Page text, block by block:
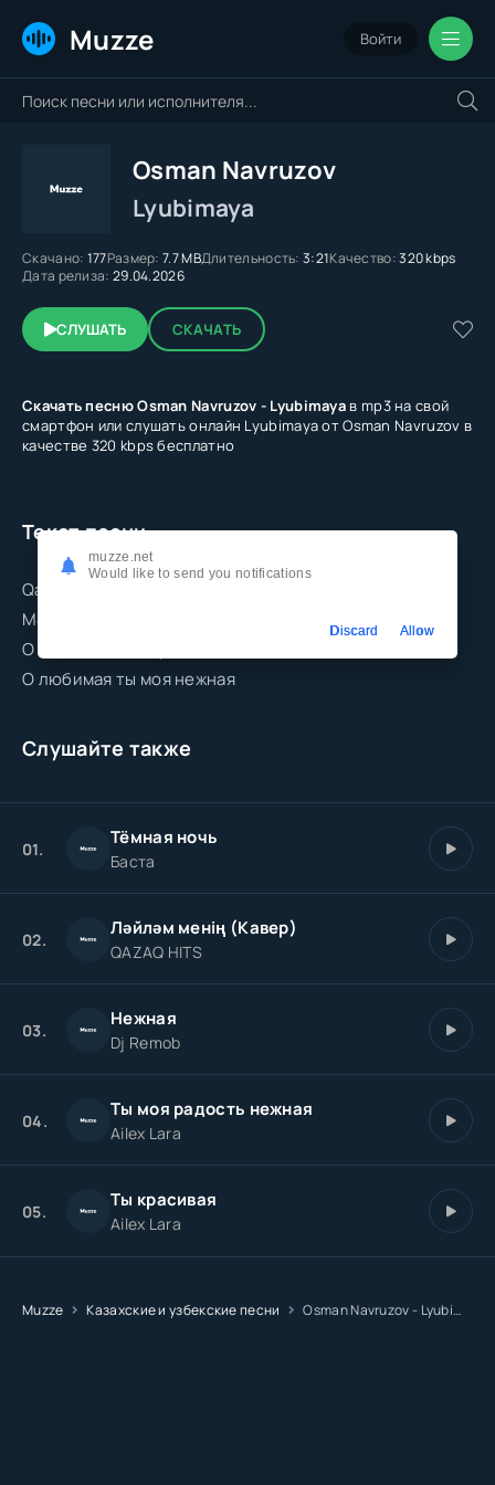
Muzze Войти
Osman Navruzov
Lyubimaya
Скачано: 177Размер: 7.7 MBДлительность: 3:21Качество:320 kbps
Дата релиза: 29.04.2026
СЛУШАТЬ СКАЧАТЬ
Скачать песню Osman Navruzov - Lyubimaya в mp3 на свой
смартфон или слушать онлайн Lyubimaya от Osman Navruzov в
качестве 320 kbps бесплатно
Текст песни
Qarasan mən tamana dım yetib sən yamana
Mən barin sən yanına canına canım sana
О любимая моя красивая
О любимая ты моя нежная
Слушайте также
01. Тёмная ночь
Баста
02. Ләйләм менің (Кавер)
QAZAQ HITS
03. Нежная
Dj Remob
04. Ты моя радость нежная
Ailex Lara
05. Ты красивая
Ailex Lara
Muzze Казахские и узбекские песни Osman Navruzov - Lyubimaya
muzze.net
Would like to send you notifications
Discard Allow